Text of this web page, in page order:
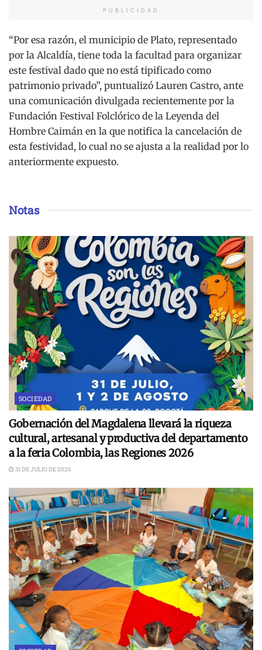
PUBLICIDAD
“Por esa razón, el municipio de Plato, representado
por la Alcaldía, tiene toda la facultad para organizar
este festival dado que no está tipificado como
patrimonio privado”, puntualizó Lauren Castro, ante
una comunicación divulgada recientemente por la
Fundación Festival Folclórico de la Leyenda del
Hombre Caimán en la que notifica la cancelación de
esta festividad, lo cual no se ajusta a la realidad por lo
anteriormente expuesto.
Notas
SOCIEDAD
Gobernación del Magdalena llevará la riqueza
cultural, artesanal y productiva del departamento
a la feria Colombia, las Regiones 2026
31 DE JULIO DE 2026